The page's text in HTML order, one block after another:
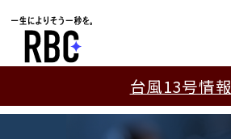
台風13号情報